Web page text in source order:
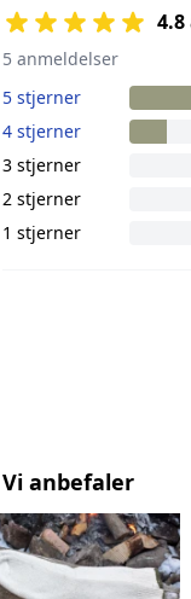
4.8
5 anmeldelser
5 stjerner
4 stjerner
3 stjerner
2 stjerner
1 stjerner
Vi anbefaler